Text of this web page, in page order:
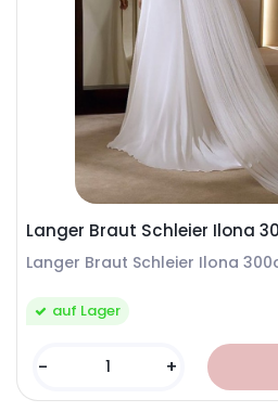
Langer Braut Schleier Ilona
Langer Braut Schleier Ilona
auf Lager
- +